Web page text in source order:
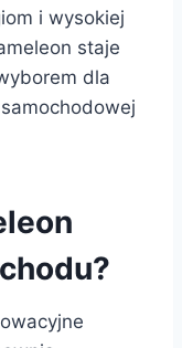
i wysokiej
staje
dla